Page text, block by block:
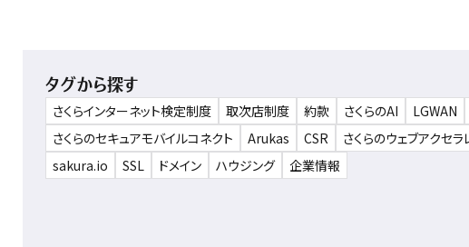
タグから探す
さくらインターネット検定制度 取次店制度 約款 さくらのAI LGWAN
さくらのセキュアモバイルコネクト
Arukas CSR さくらのウェブアクセラ
sakura.io
SSL ドメイン ハウジング 企業情報